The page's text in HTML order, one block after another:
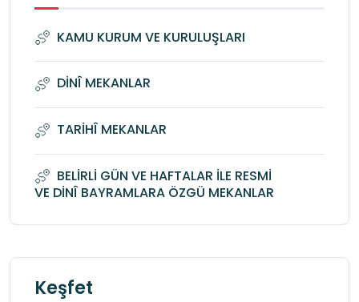
KAMU KURUM VE KURULUŞLARI
DİNÎ MEKANLAR
TARİHÎ MEKANLAR
BELİRLİ GÜN VE HAFTALAR İLE RESMİ
VE DİNÎ BAYRAMLARA ÖZGÜ MEKANLAR
Keşfet